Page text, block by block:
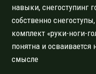
навыки, снегоступинг
собственно
комплект «руки-ноги-
понятна и
смысле